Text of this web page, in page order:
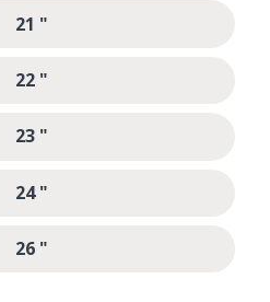
21 "
22 "
23 "
24 "
26 "